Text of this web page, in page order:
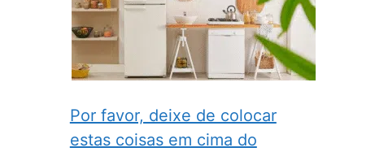
Por favor, deixe de colocar
estas coisas em cima do